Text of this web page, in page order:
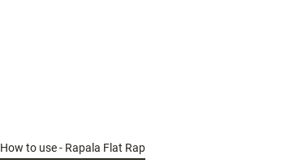
How to use - Rapala Flat Rap